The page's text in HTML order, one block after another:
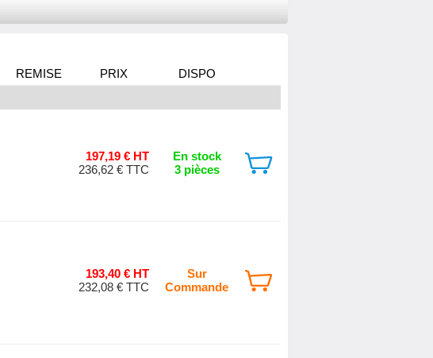
REMISE PRIX
DISPO
197,19 € HT
236,62 € TTC
En stock
3 pièces
193,40 € HT
232,08 € TTC
Sur
Commande